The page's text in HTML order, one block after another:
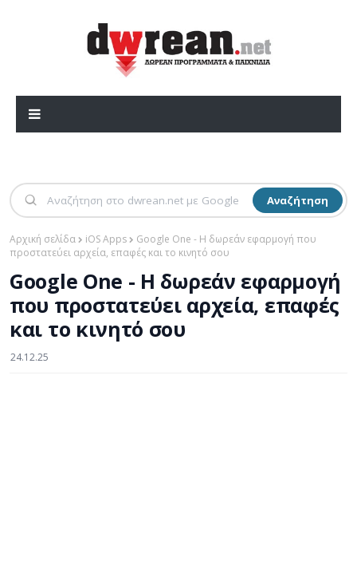
Αναζήτηση
Αρχική σελίδα iOS Apps
Google One - Η δωρεάν εφαρμογή που
προστατεύει αρχεία, επαφές και το κινητό σου
Google One - Η δωρεάν εφαρμογή
που προστατεύει αρχεία, επαφές
και το κινητό σου
24.12.25